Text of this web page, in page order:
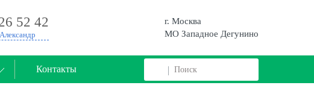
52 42
г. Москва
МО Западное Дегунино
Контакты